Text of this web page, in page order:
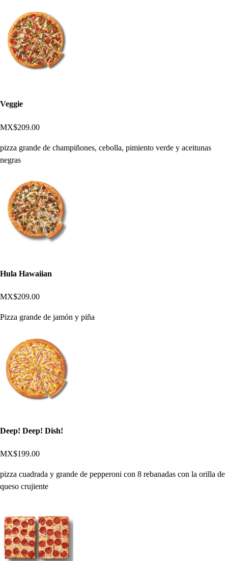
Veggie
MX$209.00
pizza grande de champiñones, cebolla, pimiento verde y aceitunas
negras
Hula Hawaiian
MX$209.00
Pizza grande de jamón y piña
Deep! Deep! Dish!
MX$199.00
pizza cuadrada y grande de pepperoni con 8 rebanadas con la orilla de
queso crujiente